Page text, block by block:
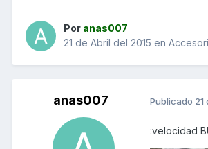
Por anas007
21 de Abril del 2015 en
anas007 Publicado 21
:velocidad